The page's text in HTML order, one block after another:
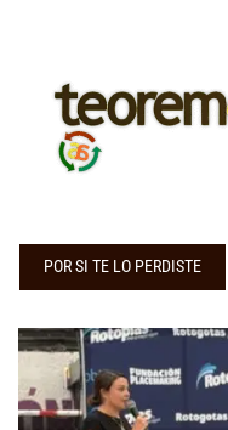
POR SI TE LO PERDISTE